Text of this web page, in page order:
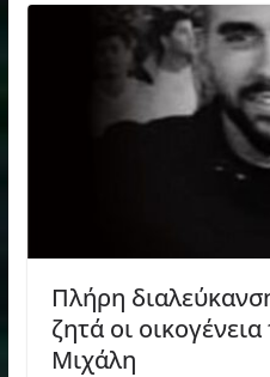
Πλήρη
ζητά οι
Μιχάλη